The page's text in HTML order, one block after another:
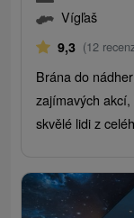
Vígľaš
9,3 (12
Brána do
zajímavých
skvělé lidi z